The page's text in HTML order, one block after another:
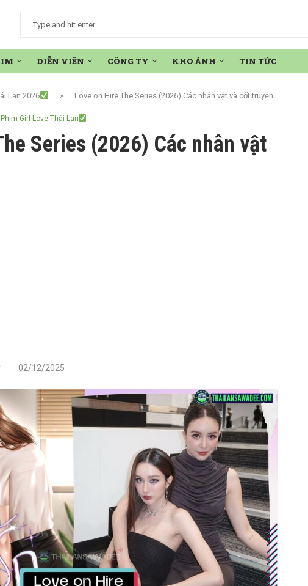
DIỄN VIÊN CÔNG TY KHO ẢNH TIN TỨC
Lan 2026 » Love on Hire The Series (2026) Các nhân vật và cốt truyện
Phim Girl Love Thái Lan
Series (2026) Các nhân vật
02/12/2025